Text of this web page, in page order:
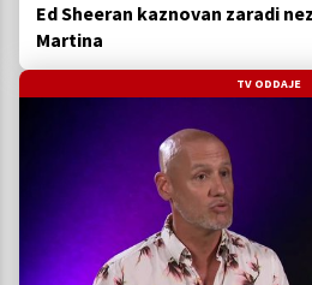
Ed Sheeran kaznovan zaradi
Martina
TV ODDAJE